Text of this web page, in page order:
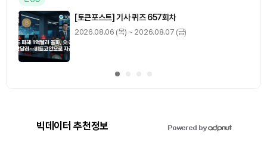
[토큰포스트] 기사 퀴즈 657회차
2026.08.06 (목) ~ 2026.08.07 (금)
빅데이터 추천정보